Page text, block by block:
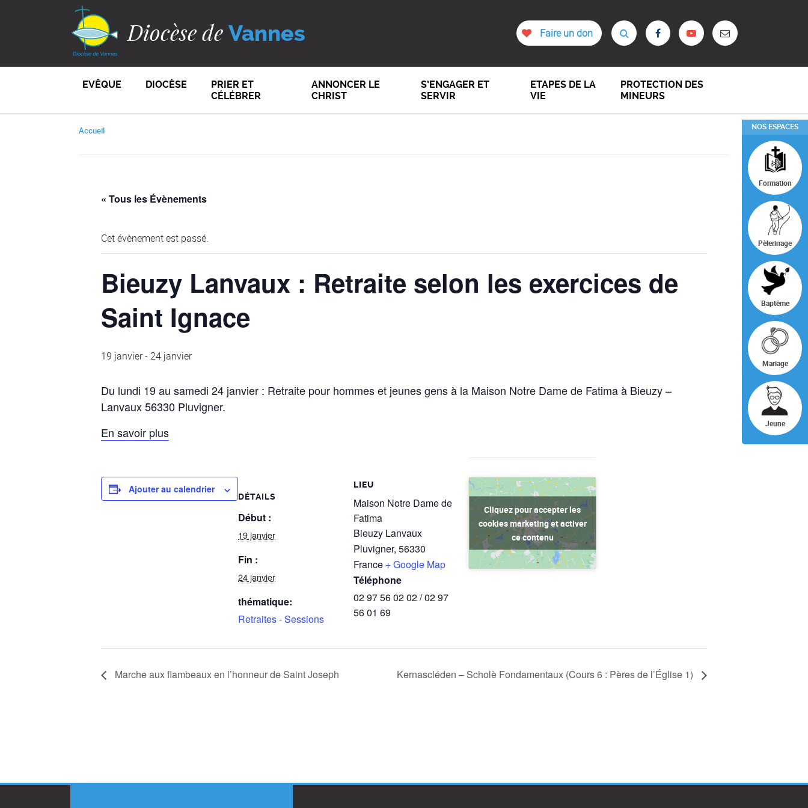
Diocèse de Vannes Faire un don
EVÊQUE DIOCÈSE
PRIER ET
CÉLÉBRER
ANNONCER LE
CHRIST
S’ENGAGER ET
SERVIR
ETAPES DE LA
VIE
PROTECTION DES
MINEURS
NOS ESPACES
Formation
Pèlerinage
Baptême
Mariage
Jeune
Accueil
« Tous les Évènements
Cet évènement est passé.
Bieuzy Lanvaux : Retraite selon les exercices de
Saint Ignace
19 janvier- 24 janvier
Du lundi 19 au samedi 24 janvier : Retraite pour hommes et jeunes gens à la Maison Notre Dame de Fatima à Bieuzy –
Lanvaux 56330 Pluvigner.
En savoir plus
Ajouter au calendrier
DÉTAILS
Début :
19 janvier
Fin :
24 janvier
thématique:
Retraites - Sessions
LIEU
Maison Notre Dame de
Fatima
Bieuzy Lanvaux
Pluvigner, 56330
France + Google Map
Téléphone
02 97 56 02 02 / 02 97
56 01 69
Cliquez pour accepter les
cookies marketing et activer
ce contenu
Marche aux flambeaux en l’honneur de Saint Joseph Kernascléden – Scholè Fondamentaux (Cours 6 : Pères de l’Église 1)